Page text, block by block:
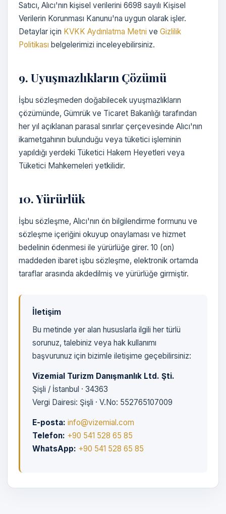
Satıcı, Alıcı'nın kişisel verilerini 6698 sayılı Kişisel
Verilerin Korunması Kanunu'na uygun olarak işler.
Detaylar için KVKK Aydınlatma Metni ve Gizlilik
Politikası belgelerimizi inceleyebilirsiniz.
9. Uyuşmazlıkların Çözümü
İşbu sözleşmeden doğabilecek uyuşmazlıkların
çözümünde, Gümrük ve Ticaret Bakanlığı tarafından
her yıl açıklanan parasal sınırlar çerçevesinde Alıcı'nın
ikametgahının bulunduğu veya tüketici işleminin
yapıldığı yerdeki Tüketici Hakem Heyetleri veya
Tüketici Mahkemeleri yetkilidir.
10. Yürürlük
İşbu sözleşme, Alıcı'nın ön bilgilendirme formunu ve
sözleşme içeriğini okuyup onaylaması ve hizmet
bedelinin ödenmesi ile yürürlüğe girer. 10 (on)
maddeden ibaret işbu sözleşme, elektronik ortamda
taraflar arasında akdedilmiş ve yürürlüğe girmiştir.
İletişim
Bu metinde yer alan hususlarla ilgili her türlü
sorunuz, talebiniz veya hak kullanımı
başvurunuz için bizimle iletişime geçebilirsiniz:
Vizemial Turizm Danışmanlık Ltd. Şti.
Şişli / İstanbul · 34363
Vergi Dairesi: Şişli · V.No: 552765107009
E-posta: info@vizemial.com
Telefon: +90 541 528 65 85
WhatsApp: +90 541 528 65 85